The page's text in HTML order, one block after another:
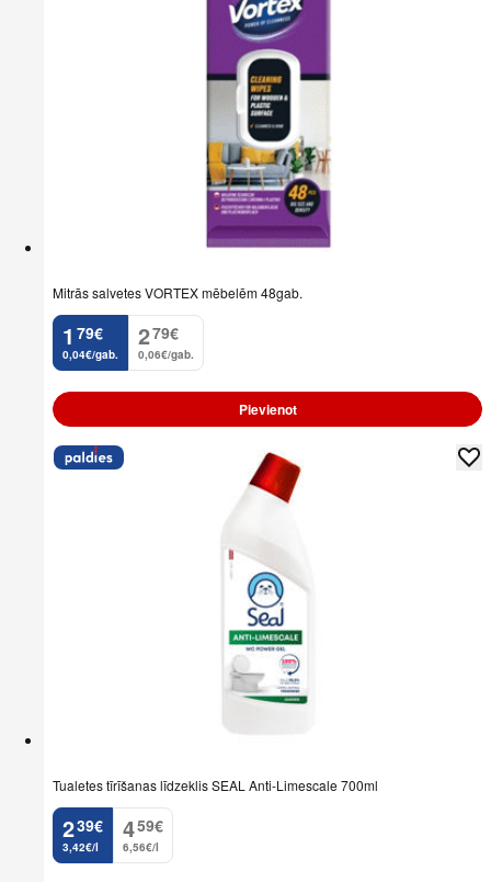
Mitrās salvetes VORTEX mēbelēm 48gab.
1
. 79€
0,04€/gab.
2
. 79€
0,06€/gab.
Pievienot
Tualetes tīrīšanas līdzeklis SEAL Anti-Limescale 700ml
2
. 39€
3,42€/l
4
. 59€
6,56€/l